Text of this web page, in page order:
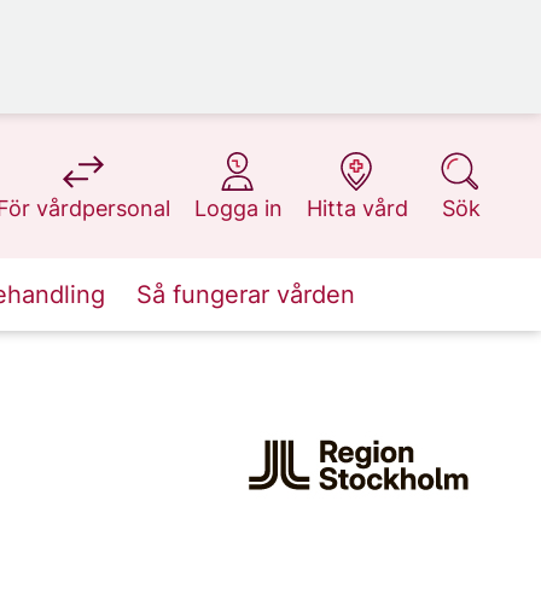
vårdpersonal
på 1177.se
Logga in
på 1177.se
Hitta vård
på 1177.se
Sök
på 1177.se
Så fungerar vården